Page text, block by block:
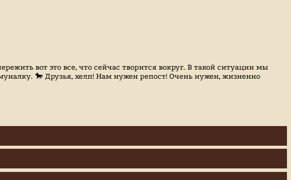
вот это все, что сейчас творится вокруг. В такой ситуации мы
🐎 Друзья, хелп! Нам нужен репост! Очень нужен, жизненно